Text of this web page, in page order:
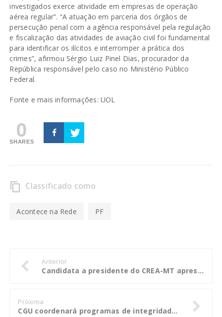
investigados exerce atividade em empresas de operação
aérea regular”. “A atuação em parceria dos órgãos de
persecução penal com a agência responsável pela regulação
e fiscalização das atividades de aviação civil foi fundamental
para identificar os ilícitos e interromper a prática dos
crimes”, afirmou Sérgio Luiz Pinel Dias, procurador da
República responsável pelo caso no Ministério Público
Federal.
Fonte e mais informações: UOL
0
SHARES
content_copy Classificado como
Acontece na Rede PF
Anterior
Candidata a presidente do CREA-MT apresenta suas ações
Próxima
CGU coordenará programas de integridade do Governo Federal